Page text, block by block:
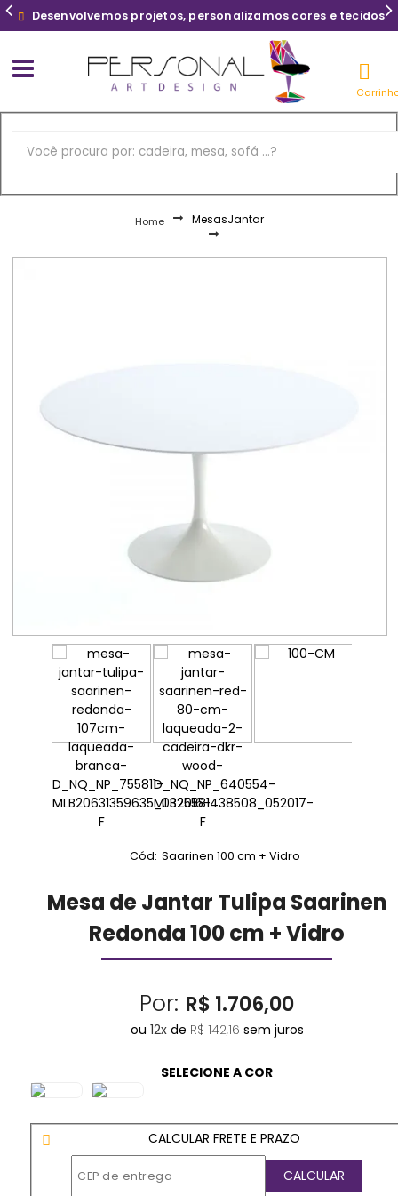
Desenvolvemos projetos, personalizamos cores e tecidos
Home MesasJantar
Cód: Saarinen 100 cm + Vidro
Mesa de Jantar Tulipa Saarinen
Redonda 100 cm + Vidro
Por: R$ 1.706,00
ou 12xde R$ 142,16 sem juros
CALCULAR FRETE E PRAZO